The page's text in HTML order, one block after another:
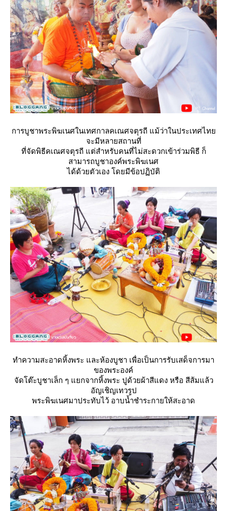
การบูชาพระพิฆเนศในเทศกาลคเณศจตุรถี แม้ว่าในประเทศไท
จะมีหลายสถานที่
ที่จัดพิธีคเณศจตุรถี แต่สำหรับคนที่ไม่สะดวกเข้าร่วมพิธี ก็
สามารถบูชาองค์พระพิฆเนศ
ได้ด้วยตัวเอง โดยมีข้อปฏิบัติ
ทำความสะอาดหิ้งพระ และห้องบูชา เพื่อเป็นการรับเสด็จการมา
ของพระองค์
จัดโต๊ะบูชาเล็ก ๆ แยกจากหิ้งพระ ปูด้วยผ้าสีแดง หรือ สีส้มแล้ว
อัญเชิญเทวรูป
พระพิฆเนศมาประทับไว้ อาบน้ำชำระกายให้สะอาด